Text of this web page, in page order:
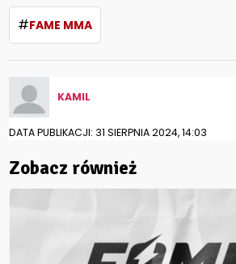
#FAME MMA
KAMIL
DATA PUBLIKACJI: 31 SIERPNIA 2024, 14:03
Zobacz również